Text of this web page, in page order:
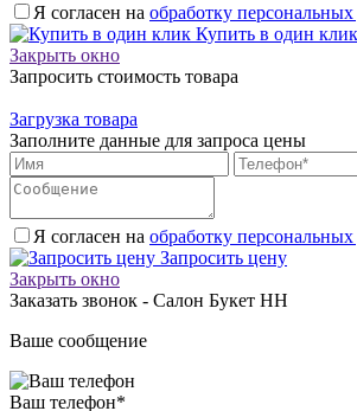
Я согласен на обработку
Купить в один клик
Закрыть окно
Запросить стоимость товара
Загрузка товара
Заполните данные для запроса цены
Я согласен на обработку
Запросить цену
Закрыть окно
Заказать звонок - Салон Букет НН
Ваше сообщение
Ваш телефон*